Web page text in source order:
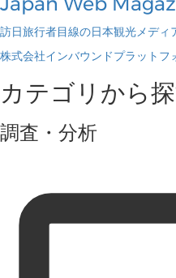
訪日旅行者目線の日本観光メディ
株式会社インバウンドプラットフ
カテゴリから
調査・分析